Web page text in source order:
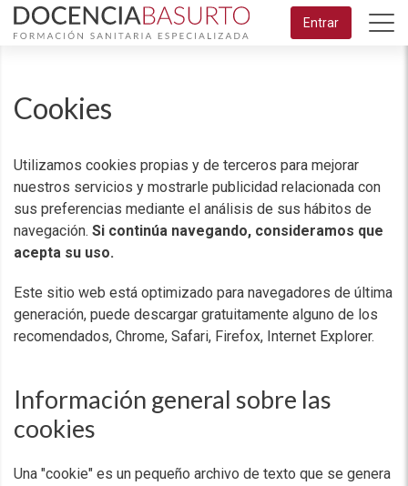
Saltar
Entrar
Cookies
Utilizamos cookies propias y de terceros para mejorar
nuestros servicios y mostrarle publicidad relacionada con
sus preferencias mediante el análisis de sus hábitos de
navegación. Si continúa navegando, consideramos que
acepta su uso.
Este sitio web está optimizado para navegadores de última
generación, puede descargar gratuitamente alguno de los
recomendados, Chrome, Safari, Firefox, Internet Explorer.
Información general sobre las
cookies
Una "cookie" es un pequeño archivo de texto que se genera